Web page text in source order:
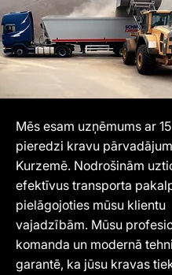
Mēs esam uzņēmums ar
pieredzi kravu
Kurzemē. Nodrošinām
efektīvus transporta
pielāgojoties mūsu klientu
vajadzībām. Mūsu
komanda un modernā
garantē, ka jūsu kravas